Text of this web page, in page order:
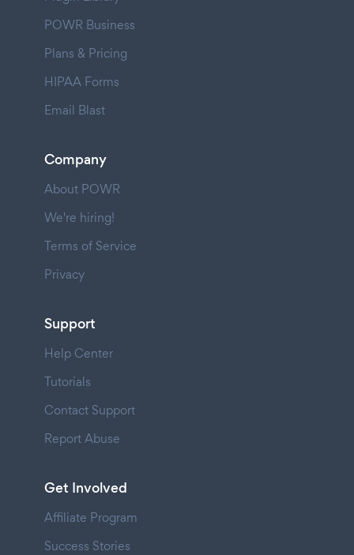
POWR Business
Plans & Pricing
HIPAA Forms
Email Blast
Company
About POWR
We're hiring!
Terms of Service
Privacy
Support
Help Center
Tutorials
Contact Support
Report Abuse
Get Involved
Affiliate Program
Success Stories